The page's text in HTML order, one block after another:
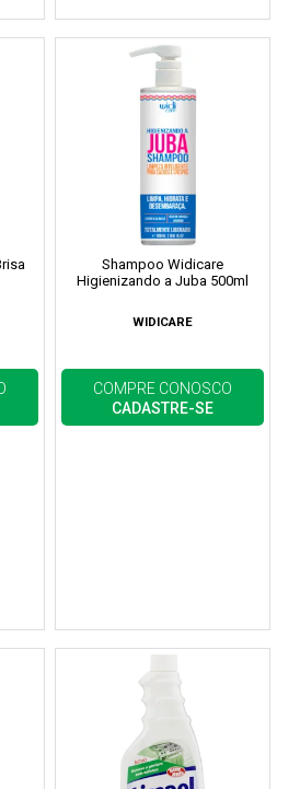
Shampoo Widicare
Higienizando a Juba 500ml
WIDICARE
COMPRE CONOSCO
CADASTRE-SE